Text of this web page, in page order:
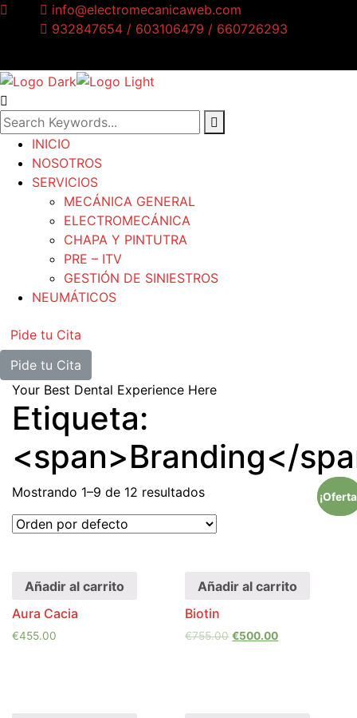
info@electromecanicaweb.com
932847654 / 603106479 / 660726293
INICIO
NOSOTROS
SERVICIOS
MECÁNICA GENERAL
ELECTROMECÁNICA
CHAPA Y PINTUTRA
PRE – ITV
GESTIÓN DE SINIESTROS
NEUMÁTICOS
Pide tu Cita
Pide tu Cita
Your Best Dental Experience Here
Etiqueta:
<span>Branding</
Mostrando 1–9 de 12 resultados
Añadir al carrito
Aura Cacia
€455.00
Añadir al carrito
Biotin
€755.00 €500.00